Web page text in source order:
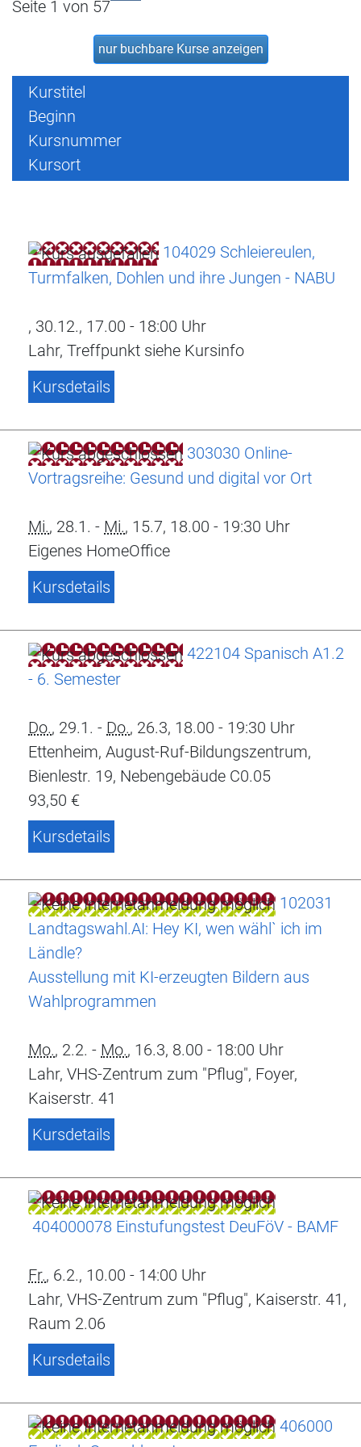
Seite 1 von 57
nur buchbareKurse anzeigen
Kurstitel
Beginn
Kursnummer
Kursort
104029 Schleiereulen,
Turmfalken, Dohlen und ihre Jungen - NABU
, 30.12., 17.00 - 18:00 Uhr
Lahr, Treffpunkt siehe Kursinfo
Kursdetails
303030 Online-
Vortragsreihe: Gesund und digital vor Ort
Mi., 28.1. - Mi., 15.7, 18.00 - 19:30 Uhr
Eigenes HomeOffice
Kursdetails
422104 Spanisch A1.2
- 6. Semester
Do., 29.1. - Do., 26.3, 18.00 - 19:30 Uhr
Ettenheim, August-Ruf-Bildungszentrum,
Bienlestr. 19, Nebengebäude C0.05
93,50 €
Kursdetails
102031
Landtagswahl.AI: Hey KI, wen wähl` ich im
Ländle?
Ausstellung mit KI-erzeugten Bildern aus
Wahlprogrammen
Mo., 2.2. - Mo., 16.3, 8.00 - 18:00 Uhr
Lahr, VHS-Zentrum zum "Pflug", Foyer,
Kaiserstr. 41
Kursdetails
404000078 Einstufungstest DeuFöV - BAMF
Fr., 6.2., 10.00 - 14:00 Uhr
Lahr, VHS-Zentrum zum "Pflug", Kaiserstr. 41,
Raum 2.06
Kursdetails
406000